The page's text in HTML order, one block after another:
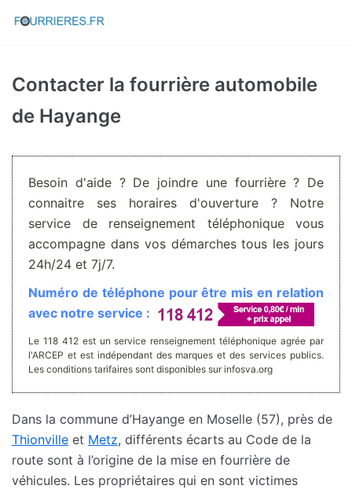
Aller
Contacter la fourrière automobile
de Hayange
Besoin d'aide ? De joindre une fourrière ? De
connaitre ses horaires d'ouverture ? Notre
service de renseignement téléphonique vous
accompagne dans vos démarches tous les jours
24h/24 et 7j/7.
Numéro de téléphone pour être mis en relation
avec notre service :
Le 118 412 est un service renseignement téléphonique agrée par
l'ARCEP et est indépendant des marques et des services publics.
Les conditions tarifaires sont disponibles sur infosva.org
Dans la commune d’Hayange en Moselle (57), près de
Thionville et Metz, différents écarts au Code de la
route sont à l’origine de la mise en fourrière de
véhicules. Les propriétaires qui en sont victimes